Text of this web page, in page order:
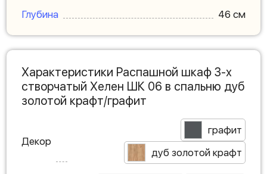
Глубина
46 см
Характеристики Распашной шкаф 3-х
створчатый Хелен ШК 06 в спальню дуб
золотой крафт/графит
Декор
графит
дуб золотой крафт